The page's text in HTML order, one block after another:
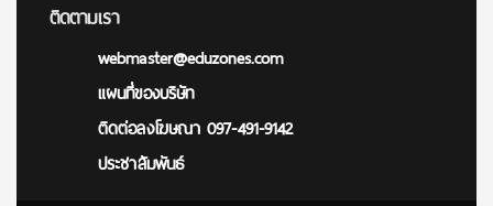
ติดตามเรา
webmaster@eduzones.com
แผนที่ของบริษัท
ติดต่อลงโฆษณา 097-491-9142
ประชาสัมพันธ์